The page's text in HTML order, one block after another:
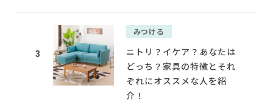
3
みつける
ニトリ？イケア？あなたは
どっち？家具の特徴とそれ
ぞれにオススメな人を紹
介！